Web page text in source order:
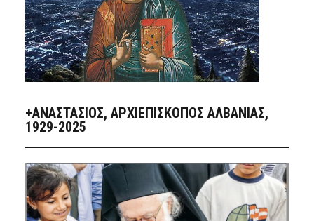
+ΑΝΑΣΤΆΣΙΟΣ, ΑΡΧΙΕΠΊΣΚΟΠΟΣ ΑΛΒΑΝΊΑΣ,
1929-2025